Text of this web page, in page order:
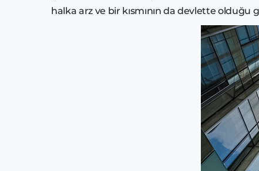
halka arz ve bir kısmının da devlette